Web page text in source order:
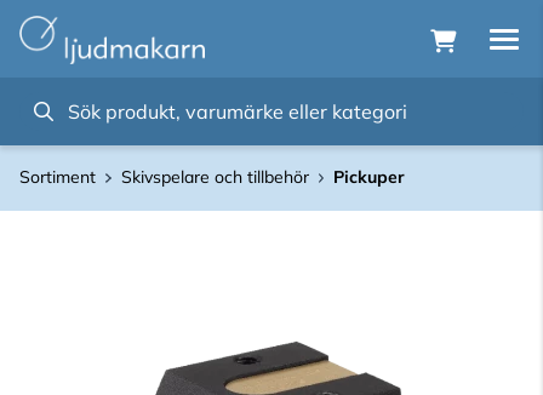
Sortiment Skivspelare och tillbehör Pickuper